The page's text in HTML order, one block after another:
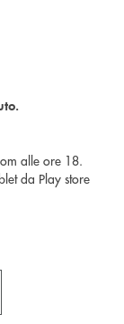
alle ore 18.
da Play store